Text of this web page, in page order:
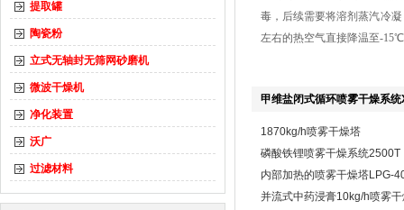
提取罐
陶瓷粉
立式无轴封无筛网砂磨机
微波干燥机
净化装置
沃广
过滤材料
毒，后续需要将溶剂蒸汽冷
左右的热空气直接降温至-
甲维盐闭式循环喷雾干燥系
1870kg/h喷雾干燥塔
磷酸铁锂喷雾干燥系统2500T
内部加热的喷雾干燥塔LPG-
并流式中药浸膏10kg/h喷雾干